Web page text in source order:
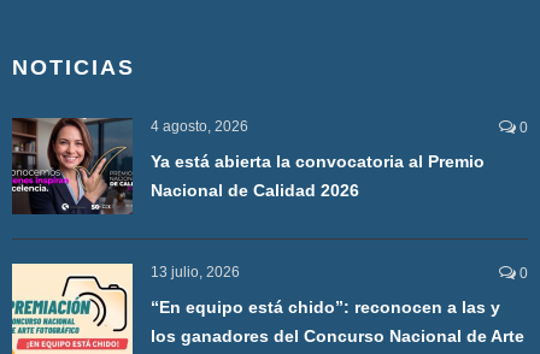
NOTICIAS
4 agosto, 2026 0
Ya está abierta la convocatoria al Premio
Nacional de Calidad 2026
13 julio, 2026 0
“En equipo está chido”: reconocen a las y
los ganadores del Concurso Nacional de Arte